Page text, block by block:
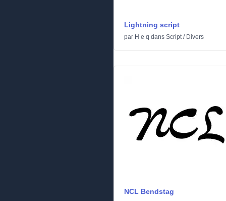
Lightning script
par H e q dans Script/ Divers
NCL Bendstag